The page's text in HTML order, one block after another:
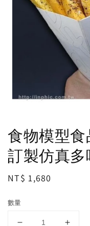
食物模型
訂製仿真多
Regular
NT$ 1,680
數量